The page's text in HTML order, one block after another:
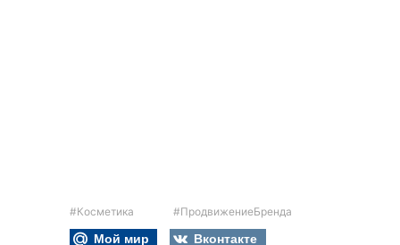
#Косметика #ПродвижениеБренда
Мой мир
Вконтакте